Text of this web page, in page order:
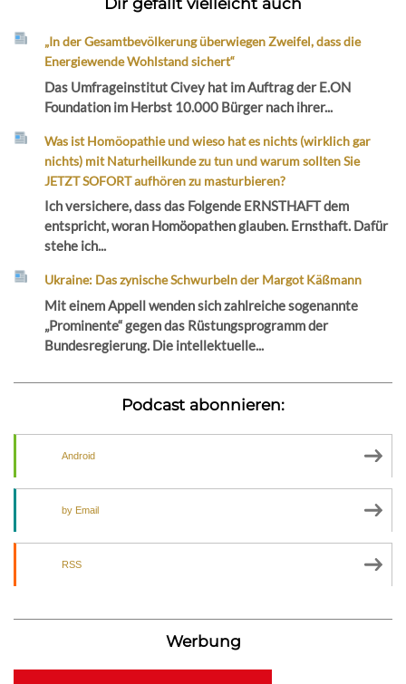
„In der Gesamtbevölkerung überwiegen Zweifel, dass die
Energiewende Wohlstand sichert“
Das Umfrageinstitut Civey hat im Auftrag der E.ON
Foundation im Herbst 10.000 Bürger nach ihrer...
Was ist Homöopathie und wieso hat es nichts (wirklich gar
nichts) mit Naturheilkunde zu tun und warum sollten Sie
JETZT SOFORT aufhören zu masturbieren?
Ich versichere, dass das Folgende ERNSTHAFT dem
entspricht, woran Homöopathen glauben. Ernsthaft. Dafür
stehe ich...
Ukraine: Das zynische Schwurbeln der Margot Käßmann
Mit einem Appell wenden sich zahlreiche sogenannte
„Prominente“ gegen das Rüstungsprogramm der
Bundesregierung. Die intellektuelle...
Podcast abonnieren:
Android
by Email
RSS
Werbung